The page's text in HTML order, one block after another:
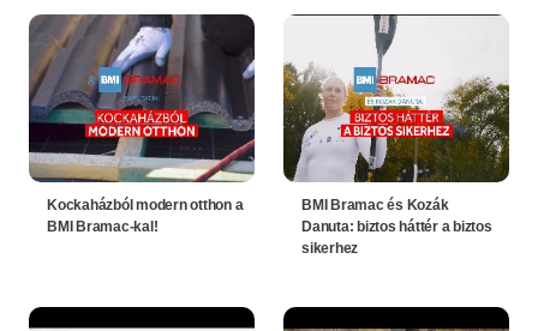
Kockaházból modern otthon a
BMI Bramac-kal!
BMI Bramac és Kozák
Danuta: biztos háttér a biztos
sikerhez